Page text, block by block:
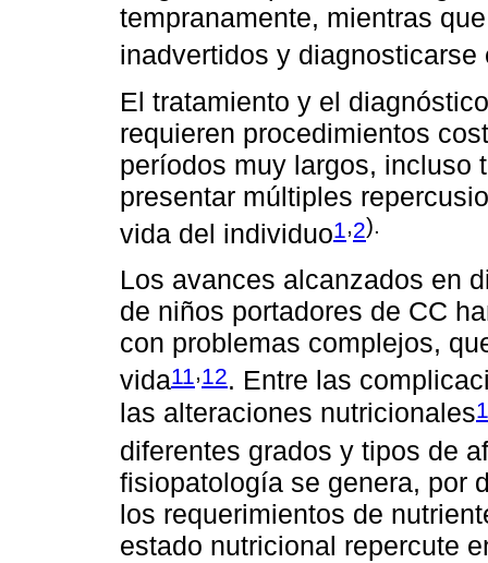
tempranamente, mientras
inadvertidos y
El tratamiento y el
requieren procedimientos
períodos muy largos, incluso
presentar múltiples
vida del individuo1 2).
Los avances alcanzados en
de niños portadores de CC
con problemas complejos,
vida11,12. Entre las
las alteraciones nutricionales
diferentes grados y tipos de
fisiopatología se genera, por
los requerimientos de
estado nutricional repercute